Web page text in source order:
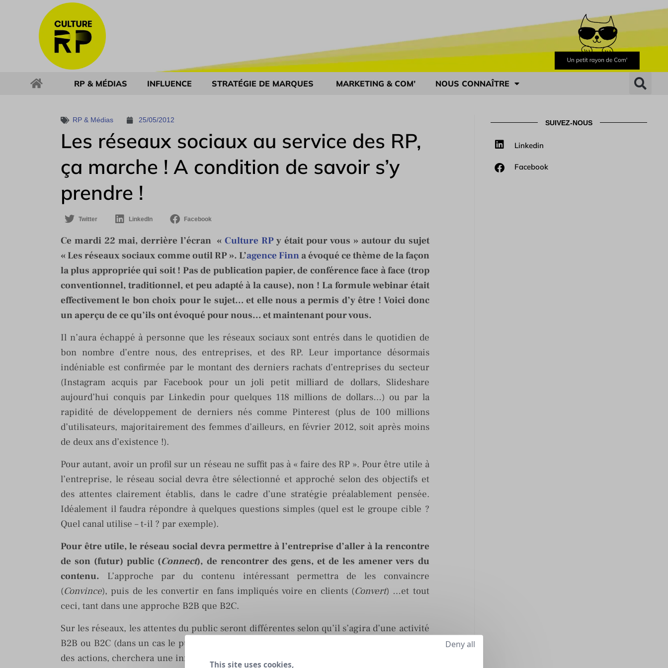
RP & MÉDIAS INFLUENCE STRATÉGIE DE MARQUES MARKETING & COM’ NOUS CONNAÎTRE
RP & Médias 25/05/2012
Les réseaux sociaux au service des RP,
ça marche ! A condition de savoir s’y
prendre !
Twitter LinkedIn Facebook
Ce mardi 22 mai, derrière l’écran «Culture RP y était pour vous » autour du sujet
« Les réseaux sociaux comme outil RP ». L’agence Finna évoqué ce thème de la façon
la plus appropriée qui soit ! Pas de publication papier, de conférence face à face (trop
conventionnel, traditionnel, et peu adapté à la cause), non ! La formule webinar était
effectivement le bon choix pour le sujet… et elle nous a permis d’y être ! Voici donc
un aperçu de ce qu’ils ont évoqué pour nous… et maintenant pour vous.
Il n’aura échappé à personne que les réseaux sociaux sont entrés dans le quotidien de
bon nombre d’entre nous, des entreprises, et des RP. Leur importance désormais
indéniable est confirmée par le montant des derniers rachats d’entreprises du secteur
(Instagram acquis par Facebook pour un joli petit milliard de dollars, Slideshare
aujourd’hui conquis par Linkedin pour quelques 118 millions de dollars…) ou par la
rapidité de développement de derniers nés comme Pinterest (plus de 100 millions
d’utilisateurs, majoritairement des femmes d’ailleurs, en février 2012, soit après moins
de deux ans d’existence !).
Pour autant, avoir un profil sur un réseau ne suffit pas à « faire des RP ». Pour être utile à
l’entreprise, le réseau social devra être sélectionné et approché selon des objectifs et
des attentes clairement établis, dans le cadre d’une stratégie préalablement pensée.
Idéalement il faudra répondre à quelques questions simples (quel est le groupe cible ?
Quel canal utilise – t-il ? par exemple).
Pour être utile, le réseau social devra permettre à l’entreprise d’aller à la rencontre
de son (futur) public (Connect), de rencontrer des gens, et de les amener vers du
contenu. L’approche par du contenu intéressant permettra de les convaincre
(Convince), puis de les convertir en fans impliqués voire en clients (Convert) …et tout
ceci, tant dans une approche B2B que B2C.
Sur les réseaux, les attentes du public seront différentes selon qu’il s’agira d’une activité
B2B ou B2C (dans un cas le public attendra plutôt un point de vue d’expert, dans l’autre
des actions, cherchera une information plutôt qu’une atmosphère ou une opinion plutôt
SUIVEZ-NOUS
Linkedin
Facebook
This site uses cookies,
Deny all